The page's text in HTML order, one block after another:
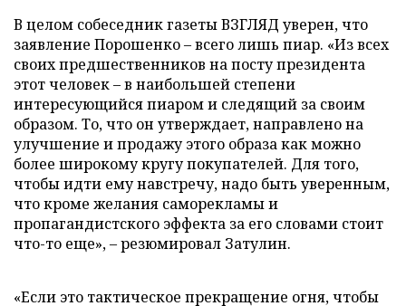
В целом собеседник газеты ВЗГЛЯД уверен, что
заявление Порошенко – всего лишь пиар. «Из всех
своих предшественников на посту президента
этот человек – в наибольшей степени
интересующийся пиаром и следящий за своим
образом. То, что он утверждает, направлено на
улучшение и продажу этого образа как можно
более широкому кругу покупателей. Для того,
чтобы идти ему навстречу, надо быть уверенным,
что кроме желания саморекламы и
пропагандистского эффекта за его словами стоит
что-то еще», – резюмировал Затулин.
«Если это тактическое прекращение огня, чтобы